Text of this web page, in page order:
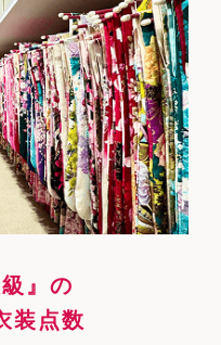
』の
装点数